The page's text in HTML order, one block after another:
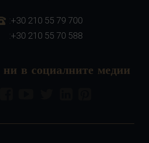
:+30 210 55 79 700
:+30 210 55 70 588
ни в социалните медии